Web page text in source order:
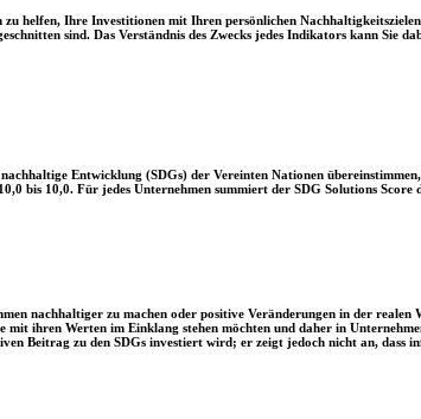
helfen, Ihre Investitionen mit Ihren persönlichen
sind. Das Verständnis des Zwecks jedes Indikators kann Sie
Entwicklung (SDGs) der Vereinten Nationen
bis 10,0. Für jedes Unternehmen summiert der SDG Solutions
nachhaltiger zu machen oder positive Veränderungen in der
ihren Werten im Einklang stehen möchten und daher in
Beitrag zu den SDGs investiert wird; er zeigt jedoch nicht an,